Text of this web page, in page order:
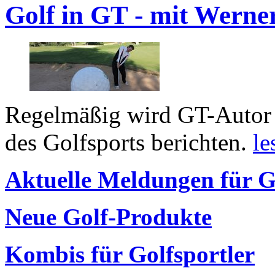
Golf in GT - mit
Regelmäßig wird GT-
des Golfsports berichten.
Aktuelle Meldungen für
Neue Golf-Produkte
Kombis für Golfsportler